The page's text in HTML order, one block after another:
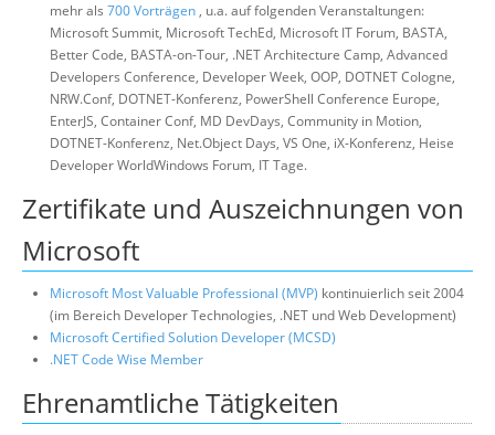
mehr als 700 Vorträgen , u.a. auf folgenden Veranstaltungen:
Microsoft Summit, Microsoft TechEd, Microsoft IT Forum, BASTA,
Better Code, BASTA-on-Tour, .NET Architecture Camp, Advanced
Developers Conference, Developer Week, OOP, DOTNET Cologne,
NRW.Conf, DOTNET-Konferenz, PowerShell Conference Europe,
EnterJS, Container Conf, MD DevDays, Community in Motion,
DOTNET-Konferenz, Net.Object Days, VS One, iX-Konferenz, Heise
Developer WorldWindows Forum, IT Tage.
Zertifikate und Auszeichnungen von
Microsoft
Microsoft Most Valuable Professional (MVP) kontinuierlich seit 2004
(im Bereich Developer Technologies, .NET und Web Development)
Microsoft Certified Solution Developer (MCSD)
.NET Code Wise Member
Ehrenamtliche Tätigkeiten